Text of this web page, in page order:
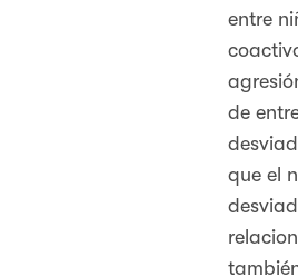
entre
de
que el